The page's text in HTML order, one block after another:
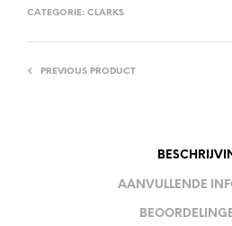
CATEGORIE: CLARKS
PREVIOUS PRODUCT
AANVULLENDE